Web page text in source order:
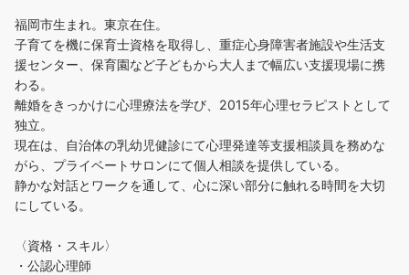
福岡市生まれ。東京在住。
子育てを機に保育士資格を取得し、重症心身障害者施設や生活支
援センター、保育園など子どもから大人まで幅広い支援現場に携
わる。
離婚をきっかけに心理療法を学び、2015年心理セラピストとして
独立。
現在は、自治体の乳幼児健診にて心理発達等支援相談員を務めな
がら、プライベートサロンにて個人相談を提供している。
静かな対話とワークを通して、心に深い部分に触れる時間を大切
にしている。
〈資格・スキル〉
・公認心理師